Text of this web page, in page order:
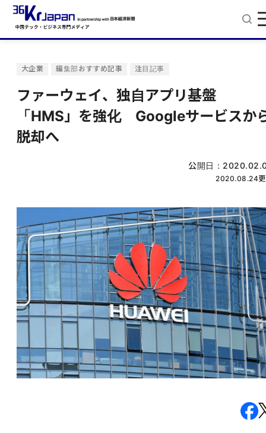
大企業 編集部おすすめ記事 注目記事
ファーウェイ、独自アプリ基盤
「HMS」を強化 Googleサービスか
脱却へ
公開日：
2020.08.24